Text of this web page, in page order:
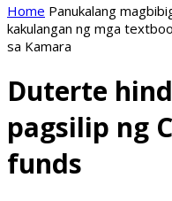
Home Panukalang
kakulangan ng mga
sa Kamara
Duterte
pagsilip ng
funds